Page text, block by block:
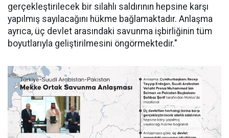
gerçekleştirilecek bir silahlı saldırının hepsine karşı
yapılmış sayılacağını hükme bağlamaktadır. Anlaşma
ayrıca, üç devlet arasındaki savunma işbirliğinin tüm
boyutlarıyla geliştirilmesini öngörmektedir."